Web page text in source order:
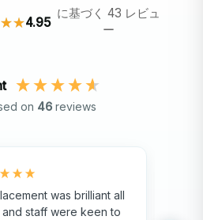
4.95
に基づく 43 レビュ
ー
on 46 reviews
was brilliant all
staff were keen to